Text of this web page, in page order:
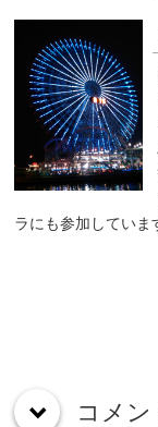
ラにも参加していま
down コメン